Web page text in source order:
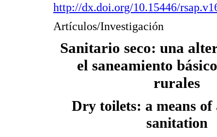
http://dx.doi.org/10.15446/
Artículos/Investigación
Sanitario seco: una
el saneamiento
rurales
Dry toilets: a means
sanitation